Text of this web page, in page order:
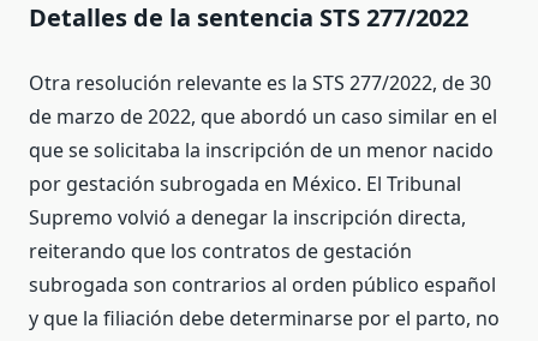
Detalles de la sentencia STS 277/2022
Otra resolución relevante es la STS 277/2022, de 30
de marzo de 2022, que abordó un caso similar en el
que se solicitaba la inscripción de un menor nacido
por gestación subrogada en México. El Tribunal
Supremo volvió a denegar la inscripción directa,
reiterando que los contratos de gestación
subrogada son contrarios al orden público español
y que la filiación debe determinarse por el parto, no